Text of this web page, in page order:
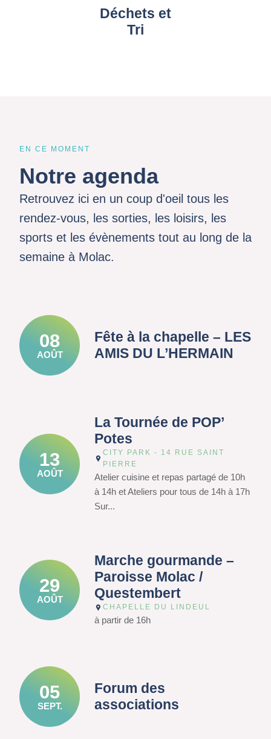
Déchets et
Tri
EN CE MOMENT
Notre agenda
Retrouvez ici en un coup d'oeil tous les
rendez-vous, les sorties, les loisirs, les
sports et les évènements tout au long de la
semaine à Molac.
08
AOÛT
Fête à la chapelle – LES
AMIS DU L’HERMAIN
13
AOÛT
La Tournée de POP’
Potes
CITY PARK - 14 RUE SAINT
PIERRE
Atelier cuisine et repas partagé de 10h
à 14h et Ateliers pour tous de 14h à 17h
Sur...
29
AOÛT
Marche gourmande –
Paroisse Molac /
Questembert
CHAPELLE DU LINDEUL
à partir de 16h
05
SEPT.
Forum des
associations